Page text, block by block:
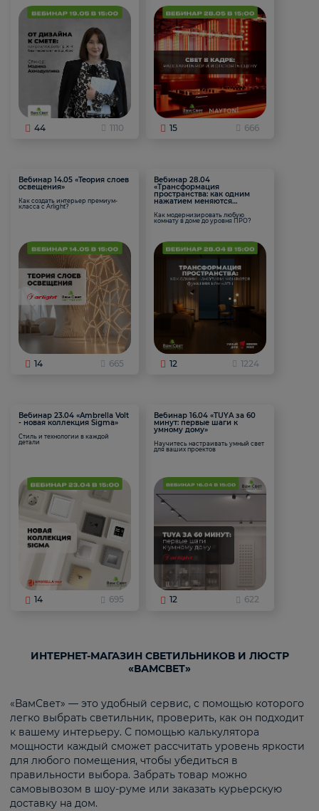
44 1110 15 666
Вебинар 14.05 «Теория слоев
освещения»
Как создать интерьер премиум-
класса с Arlight?
14 665
Вебинар 28.04
«Трансформация
пространства: как одним
нажатием меняются
Как модернизировать любую
комнату в доме до уровня ПРО?
12 1224
Вебинар 23.04 «Ambrella Volt
- новая коллекция Sigma»
Стиль и технологии в каждой
детали
14 695
Вебинар 16.04 «TUYA за 60
минут: первые шаги к
умному дому»
Научитесь настраивать умный свет
для ваших проектов
12 622
ИНТЕРНЕТ-МАГАЗИН СВЕТИЛЬНИКОВ И ЛЮСТР
«ВАМСВЕТ»
«ВамСвет» — это удобный сервис, с помощью которого
легко выбрать светильник, проверить, как он подходит
к вашему интерьеру. С помощью калькулятора
мощности каждый сможет рассчитать уровень яркости
для любого помещения, чтобы убедиться в
правильности выбора. Забрать товар можно
самовывозом в шоу-руме или заказать курьерскую
доставку на дом.